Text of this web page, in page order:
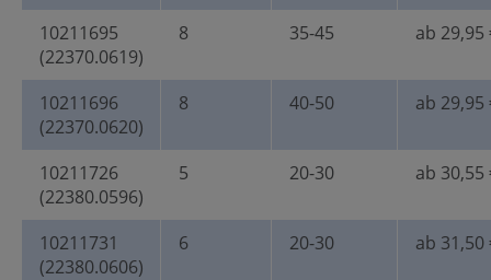
10211695
(22370.0619)
8 35-45 ab 29,95
10211696
(22370.0620)
8 40-50 ab 29,95
10211726
(22380.0596)
5 20-30 ab 30,55
10211731
(22380.0606)
6 20-30 ab 31,50